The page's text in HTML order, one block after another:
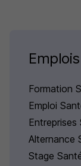
Formation
Emploi
Entreprises
Alternance
Stage